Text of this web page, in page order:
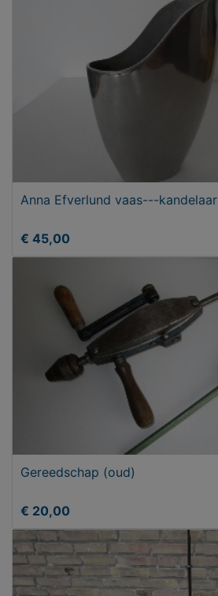
Anna Efverlund vaas---kandelaar
€ 45,00
Gereedschap (oud)
€ 20,00